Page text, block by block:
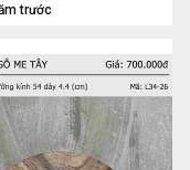
trước